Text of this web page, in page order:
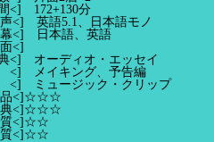
<] 172+130分
<]英語5.1、日本語モノ
<]
日本語、英語
<]
<] オーディオ・エッセイ
メイキング、予告編
ミュージック・クリップ
<]☆☆☆
<]☆☆☆
<]☆☆
<]☆☆